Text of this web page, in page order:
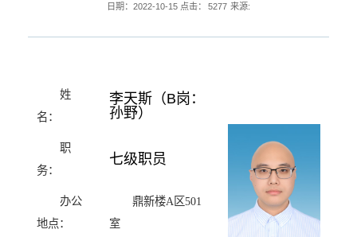
日期：2022-10-15 点击： 5277 来源:
姓
名：
李天斯 （B岗：
孙野）
职
务：
七级职员
办公
地点：
鼎新楼A区501
室